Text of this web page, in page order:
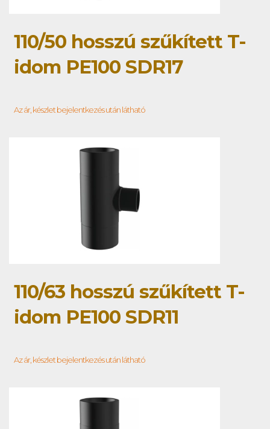
110/50 hosszú szűkített T-
idom PE100 SDR17
Az ár, készlet bejelentkezés után látható
110/63 hosszú szűkített T-
idom PE100 SDR11
Az ár, készlet bejelentkezés után látható